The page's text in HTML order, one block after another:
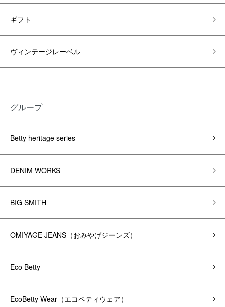
ギフト
ヴィンテージレーベル
グループ
Betty heritage series
DENIM WORKS
BIG SMITH
OMIYAGE JEANS（おみやげジーンズ）
Eco Betty
EcoBetty Wear（エコベティウェア）